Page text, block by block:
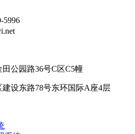
5996
公园路36号C区C5幢
设东路78号东环国际A座4层